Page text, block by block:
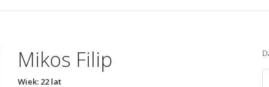
Mikos Filip
Wiek: 22 lat